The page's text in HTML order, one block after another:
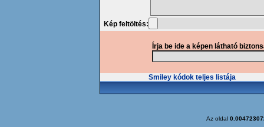
Kép feltöltés:
Írja be ide a képen látható
Smiley kódok teljes listája
Az oldal